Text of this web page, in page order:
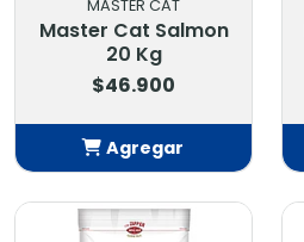
MASTER CAT
Master Cat Salmon
20 Kg
$46.900
Agregar
Añadido